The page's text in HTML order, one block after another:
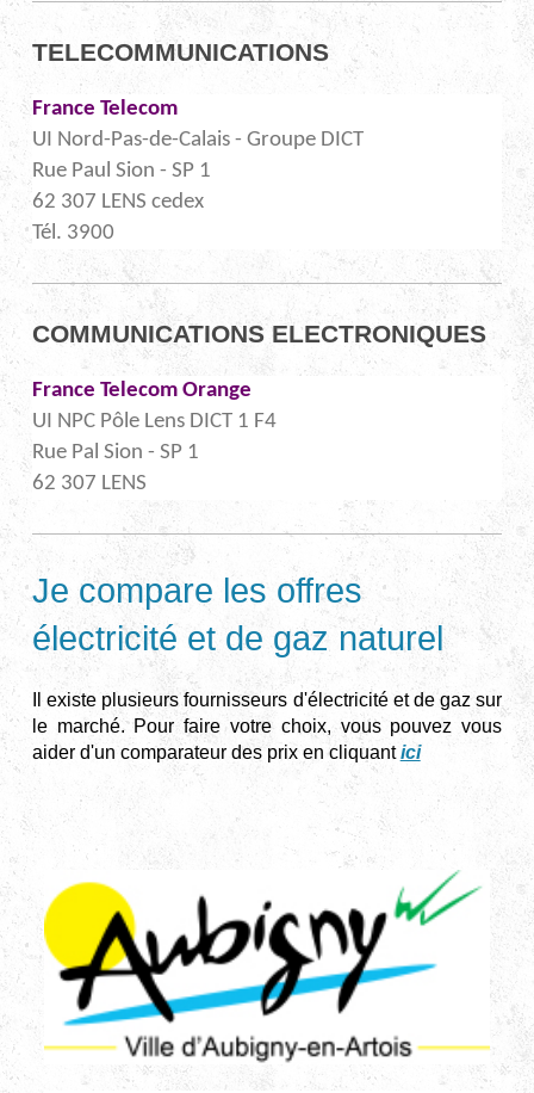
TELECOMMUNICATIONS
France Telecom
UI Nord-Pas-de-Calais - Groupe DICT
Rue Paul Sion - SP 1
62 307 LENS cedex
Tél. 3900
COMMUNICATIONS ELECTRONIQUES
France Telecom Orange
UI NPC Pôle Lens DICT 1 F4
Rue Pal Sion - SP 1
62 307 LENS
Je compare les offres
électricité et de gaz naturel
Il existe plusieurs fournisseurs d'électricité et de gaz sur
le marché. Pour faire votre choix, vous pouvez vous
aider d'un comparateur des prix en cliquantici